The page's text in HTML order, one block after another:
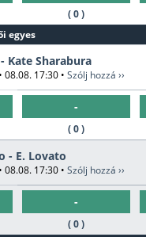
( 0 )
egyes
Kate Sharabura
08.08. 17:30 • Szólj hozzá ››
-
( 0 )
- E. Lovato
08.08. 17:30 • Szólj hozzá ››
-
( 0 )